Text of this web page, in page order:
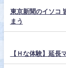
東京新聞のイソコ
まう
【Ｈな体験】延長